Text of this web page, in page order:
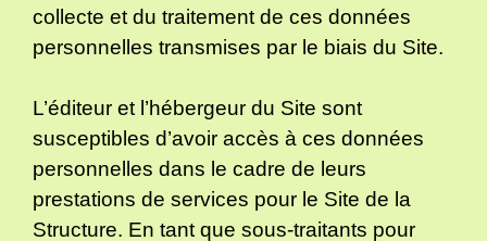
collecte et du traitement de ces données
personnelles transmises par le biais du Site.
L’éditeur et l’hébergeur du Site sont
susceptibles d’avoir accès à ces données
personnelles dans le cadre de leurs
prestations de services pour le Site de la
Structure. En tant que sous-traitants pour